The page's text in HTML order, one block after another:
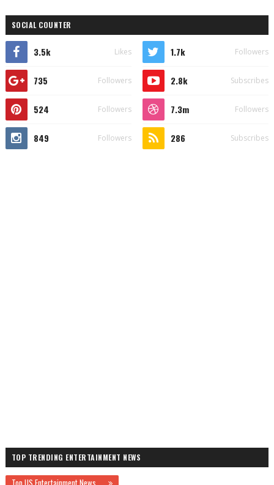
SOCIAL COUNTER
3.5k Likes 1.7k Followers
735 Followers 2.8k Subscribes
524 Followers 7.3m Followers
849 Followers 286 Subscribes
TOP TRENDING ENTERTAINMENT NEWS
Top US Entertainment News